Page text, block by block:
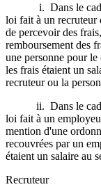
i. Dans le
loi fait à un recruteur
de percevoir des
remboursement des
une personne pour
les frais étaient un
recruteur ou la
ii. Dans le
loi fait à un
mention d'une
recouvrées par un
étaient un salaire au
Recruteur